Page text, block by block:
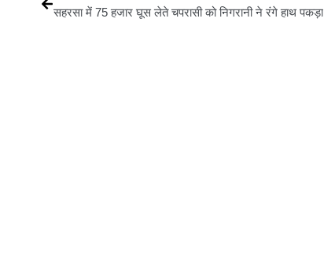
सहरसा में 75 हजार घूस लेते चपरासी को निगरानी ने रंगे हाथ पकड़ा